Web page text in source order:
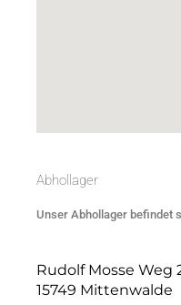
Abhollager
Unser Abhollager befindet
Rudolf Mosse Weg
15749 Mittenwalde